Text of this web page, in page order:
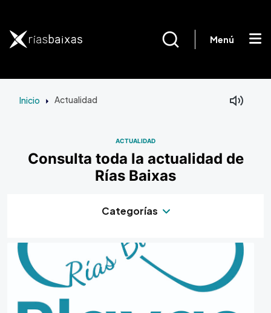
Menú
Inicio Actualidad
ACTUALIDAD
Consulta toda la actualidad de
Rías Baixas
Categorías